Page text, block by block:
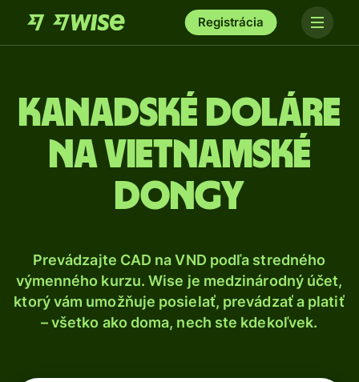
Registrácia
Kanadské doláre
na vietnamské
dongy
Prevádzajte CAD na VND podľa stredného
výmenného kurzu. Wise je medzinárodný účet,
ktorý vám umožňuje posielať, prevádzať a platiť
– všetko ako doma, nech ste kdekoľvek.